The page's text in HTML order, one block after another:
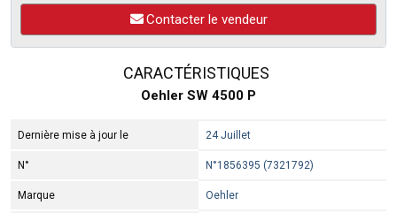
Contacter le vendeur
CARACTÉRISTIQUES
Oehler SW 4500 P
Dernière mise à jour le 24 Juillet
N° N°1856395 (7321792)
Marque Oehler